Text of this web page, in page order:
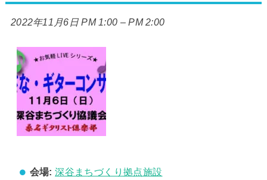
2022年11月6日 PM 1:00 –PM 2:00
会場: 深谷まちづくり拠点施設